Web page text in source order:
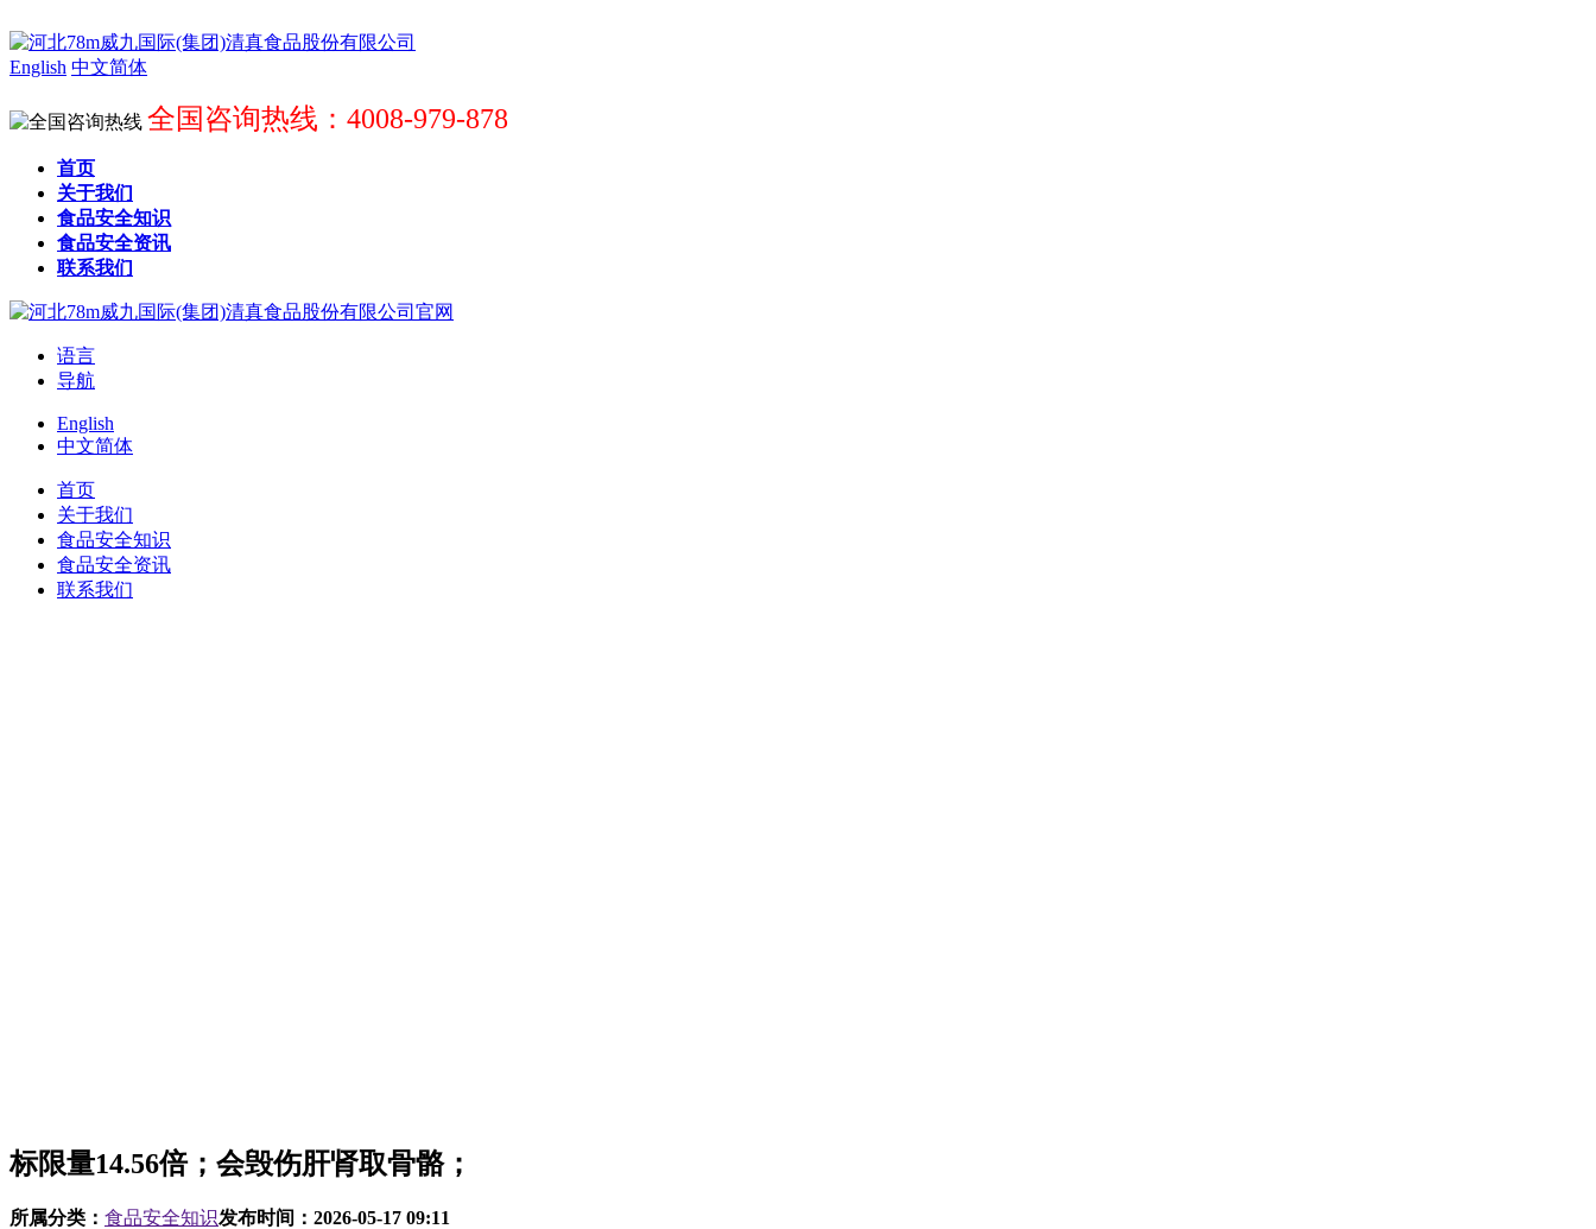
English 中文简体
全国咨询热线：4008-979-878
首页
关于我们
食品安全知识
食品安全资讯
联系我们
语言
导航
English
中文简体
首页
关于我们
食品安全知识
食品安全资讯
联系我们
标限量14.56倍；会毁伤肝肾取骨骼；
所属分类： 食品安全知识发布时间： 2026-05-17 09:11